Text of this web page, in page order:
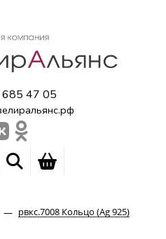
685 47 05
— рвкс.7008 Кольцо (Ag 925)